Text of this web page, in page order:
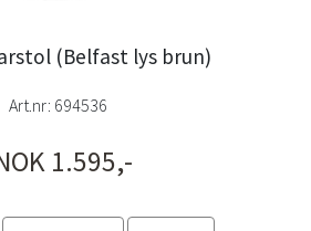
(Belfast lys brun)
Art.nr: 694536
1.595,-